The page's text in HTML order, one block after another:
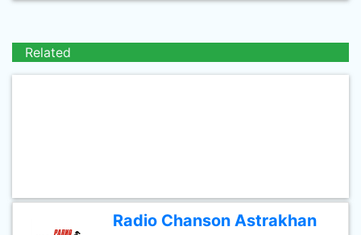
Related
Radio Chanson Astrakhan